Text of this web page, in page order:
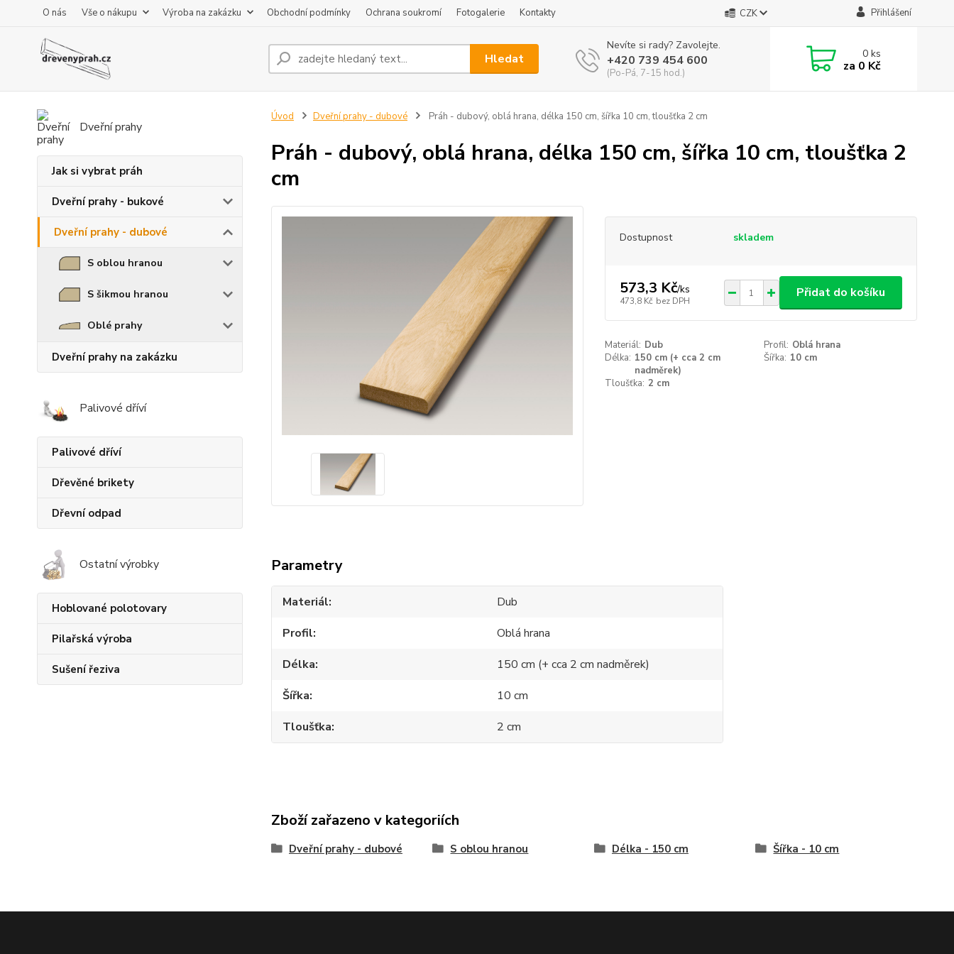
O nás Vše o nákupu Výroba na zakázku Obchodní podmínky Ochrana soukromí Fotogalerie Kontakty CZK Přihlášení
Hledat
Nevíte si rady? Zavolejte.
+420 739 454 600
(Po-Pá, 7-15 hod.)
0ks
za 0 Kč
Dveřní prahy
Jak si vybrat práh
Dveřní prahy - bukové
Dveřní prahy - dubové
S oblou hranou
S šikmou hranou
Oblé prahy
Dveřní prahy na zakázku
Palivové dříví
Palivové dříví
Dřevěné brikety
Dřevní odpad
Ostatní výrobky
Hoblované polotovary
Pilařská výroba
Sušení řeziva
Úvod Dveřní prahy - dubové Práh - dubový, oblá hrana, délka 150 cm, šířka 10 cm, tloušťka 2 cm
Práh - dubový, oblá hrana, délka 150 cm, šířka 10 cm, tloušťka 2
cm
Dostupnost skladem
573,3 Kč/ks
473,8 Kč bez DPH
Přidat do košíku
Materiál: Dub Profil: Oblá hrana
Délka: 150 cm (+ cca 2 cm
nadměrek)
Šířka: 10 cm
Tloušťka: 2 cm
Parametry
Materiál
Dub
Profil
Oblá hrana
Délka
150 cm (+ cca 2 cm nadměrek)
Šířka
10 cm
Tloušťka
2 cm
Zboží zařazeno v kategoriích
Dveřní prahy - dubové S oblou hranou Délka - 150 cm Šířka - 10 cm